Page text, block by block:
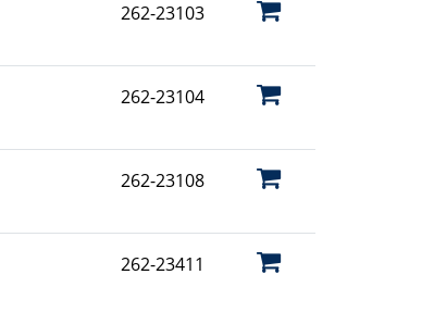
262-23103
262-23104
262-23108
262-23411